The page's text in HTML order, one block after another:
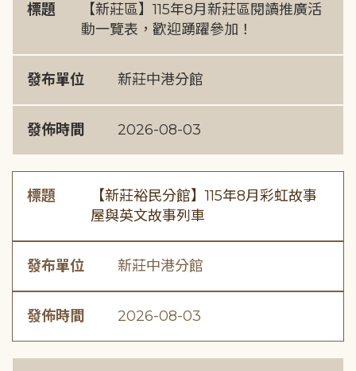
標題
【新莊區】115年8月新莊區閱讀推廣活
動一覽表，歡迎踴躍參加！
發布單位 新莊中港分館
發佈時間 2026-08-03
標題
【新莊裕民分館】115年8月彩虹故事
屋與英文故事列車
發布單位 新莊中港分館
發佈時間 2026-08-03